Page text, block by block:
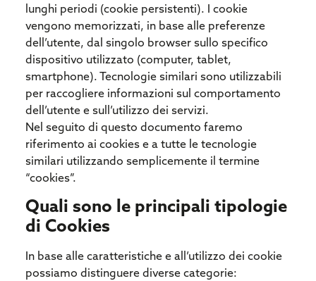
lunghi periodi (cookie persistenti). I cookie
vengono memorizzati, in base alle preferenze
dell’utente, dal singolo browser sullo specifico
dispositivo utilizzato (computer, tablet,
smartphone). Tecnologie similari sono utilizzabili
per raccogliere informazioni sul comportamento
dell’utente e sull’utilizzo dei servizi.
Nel seguito di questo documento faremo
riferimento ai cookies e a tutte le tecnologie
similari utilizzando semplicemente il termine
“cookies”.
Quali sono le principali tipologie
di Cookies
In base alle caratteristiche e all’utilizzo dei cookie
possiamo distinguere diverse categorie: